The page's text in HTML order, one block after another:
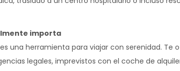
importa
una herramienta para viajar con serenidad. Te
legales, imprevistos con el coche de